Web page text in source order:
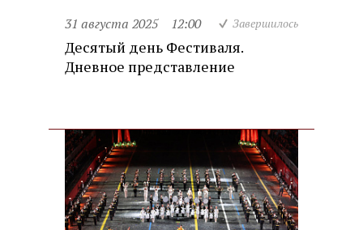
31 августа 2025 12:00 Завершилось
Десятый день Фестиваля.
Дневное представление